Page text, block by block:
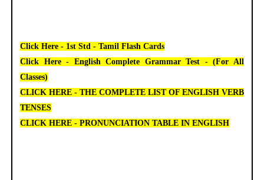
Click Here - 1st Std - Tamil Flash Cards
Click Here - English Complete Grammar Test - (For All
Classes)
CLICK HERE - THE COMPLETE LIST OF ENGLISH VERB
TENSES
CLICK HERE - PRONUNCIATION TABLE IN ENGLISH